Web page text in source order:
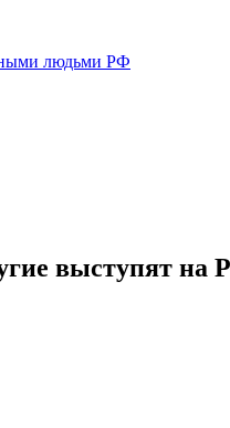
людьми РФ
выступят на